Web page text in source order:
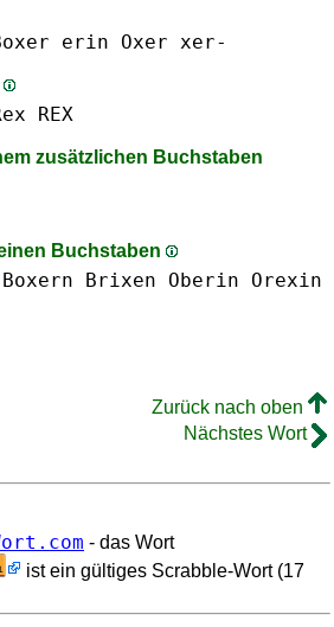
erin Oxer xer-
REX
zusätzlichen Buchstaben
Buchstaben
Boxern Brixen Oberin Orexin
Zurück nach oben
Nächstes Wort
- das Wort
ist ein gültiges Scrabble-Wort (17